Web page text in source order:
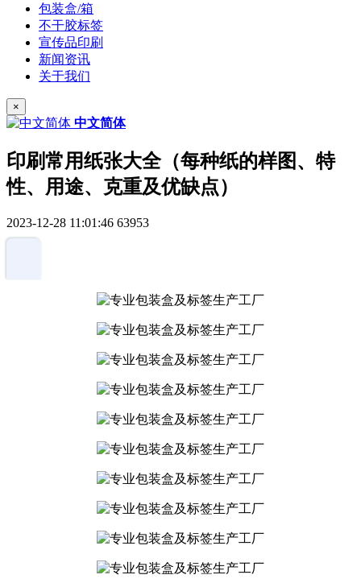
包装盒/箱
不干胶标签
宣传品印刷
新闻资讯
关于我们
×
中文简体
印刷常用纸张大全（每种纸的样图、特
性、用途、克重及优缺点）
2023-12-28 11:01:46 63953